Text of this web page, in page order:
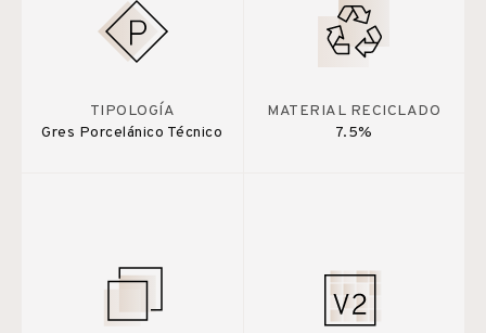
TIPOLOGÍA
Gres Porcelánico Técnico
MATERIAL RECICLADO
7.5%